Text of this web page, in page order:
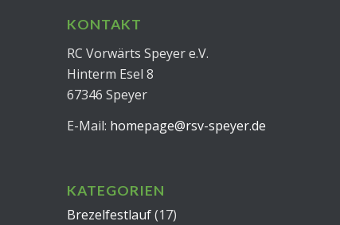
KONTAKT
RC Vorwärts Speyer e.V.
Hinterm Esel 8
67346 Speyer
E-Mail: homepage@rsv-speyer.de
KATEGORIEN
Brezelfestlauf(17)